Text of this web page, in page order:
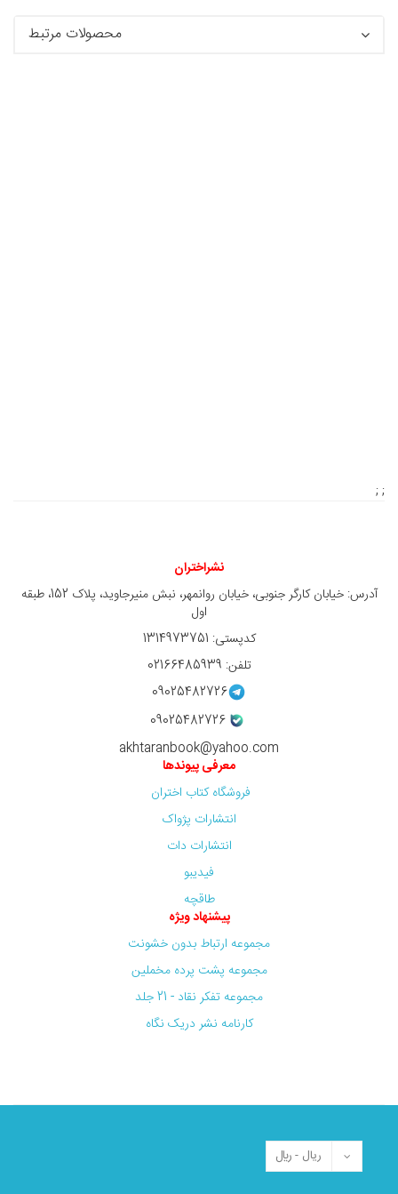
محصولات مرتبط
; ;
نشراختران
آدرس: خیابان کارگر جنوبی، خیابان روانمهر، نبش منیرجاوید، پلاک 152، طبقه
اول
کدپستی: 1314973751
تلفن: 02166485939
09025482726
09025482726
akhtaranbook@yahoo.com
معرفی پیوندها
فروشگاه کتاب اختران
انتشارات پژواک
انتشارات دات
فیدیبو
طاقچه
پیشنهاد ویژه
مجموعه ارتباط بدون خشونت
مجموعه پشت پرده مخملین
مجموعه تفکر نقاد - 21 جلد
کارنامه نشر دریک نگاه